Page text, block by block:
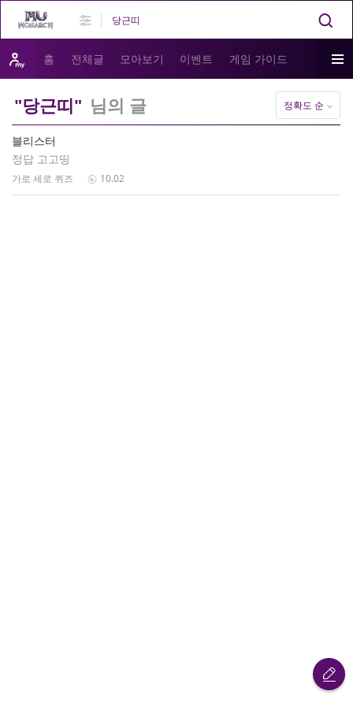
홈 전체글 모아보기 이벤트 게임 가이드
"당근띠" 님의 글 정확도 순
블리스터
정답 고고띵
가로 세로 퀴즈 10.02